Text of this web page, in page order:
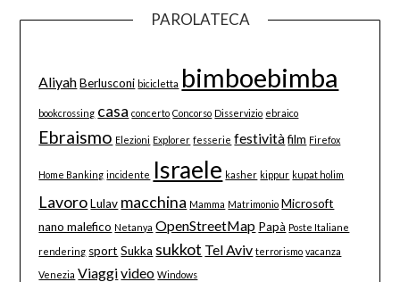
PAROLATECA
Aliyah Berlusconi bicicletta bimboebimba
bookcrossing casa concerto Concorso Disservizio ebraico
Ebraismo Elezioni Explorer fesserie festività film Firefox
Home Banking incidente Israele kasher kippur kupat holim
Lavoro Lulav macchina Mamma Matrimonio Microsoft
nano malefico Netanya OpenStreetMap Papà Poste Italiane
rendering sport Sukka sukkot Tel Aviv terrorismo vacanza
Venezia Viaggivideo Windows